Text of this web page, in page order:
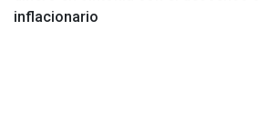
inflacionario